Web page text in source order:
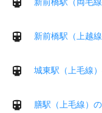
新前橋駅（上越
城東駅（上毛線
膳駅（上毛線）